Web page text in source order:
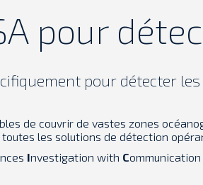
pour
pour détecter
de couvrir de vastes zones
les solutions de détection
Investigation with Communication